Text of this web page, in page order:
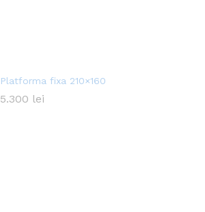
Platforma fixa 210×160
5.300 lei
5.300 lei